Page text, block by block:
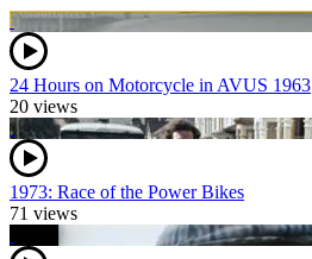
24 Hours on Motorcycle in AVUS 1963
20 views
1973: Race of the Power Bikes
71 views